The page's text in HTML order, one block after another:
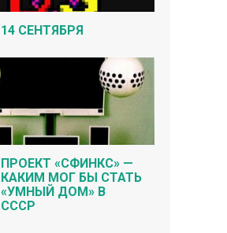
14 СЕНТЯБРЯ
ПРОЕКТ «СФИНКС» —
КАКИМ МОГ БЫ СТАТЬ
«УМНЫЙ ДОМ» В
СССР